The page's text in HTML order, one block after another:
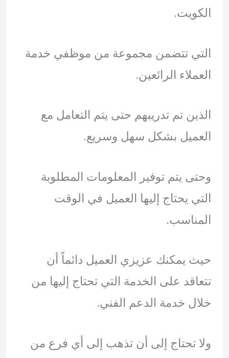
الكويت.
التي تتضمن مجموعة من موظفي خدمة
العملاء الرائعين.
الذين تم تدريبهم حتى يتم التعامل مع
العميل بشكل سهل وسريع.
وحتى يتم توفير المعلومات المطلوبة
التي يحتاج إليها العميل في الوقت
المناسب.
حيث يمكنك عزيزي العميل دائماً أن
تتعاقد على الخدمة التي تحتاج إليها من
خلال خدمة الدعم الفني.
ولا تحتاج إلى أن تذهب إلى أي فرع من